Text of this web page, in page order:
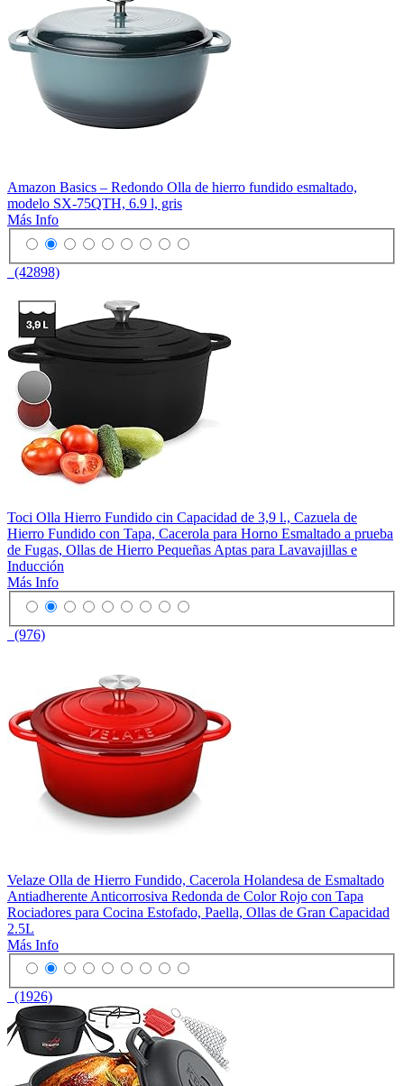
Amazon Basics – Redondo Olla de hierro fundido esmaltado,
modelo SX-75QTH, 6.9 l, gris
Más Info
(42898)
Toci Olla Hierro Fundido cin Capacidad de 3,9 l., Cazuela de
Hierro Fundido con Tapa, Cacerola para Horno Esmaltado a prueba
de Fugas, Ollas de Hierro Pequeñas Aptas para Lavavajillas e
Inducción
Más Info
(976)
Velaze Olla de Hierro Fundido, Cacerola Holandesa de Esmaltado
Antiadherente Anticorrosiva Redonda de Color Rojo con Tapa
Rociadores para Cocina Estofado, Paella, Ollas de Gran Capacidad
2.5L
Más Info
(1926)